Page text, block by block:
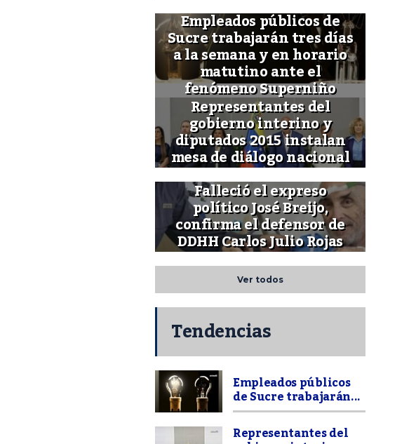
Empleados públicos de
Sucre trabajarán tres días
a la semana y en horario
matutino ante el
fenómeno Superniño
Representantes del
gobierno interino y
diputados 2015 instalan
mesa de diálogo nacional
Falleció el expreso
político José Breijo,
confirma el defensor de
DDHH Carlos Julio Rojas
Ver todos
Tendencias
Empleados públicos
de Sucre trabajarán...
Representantes del